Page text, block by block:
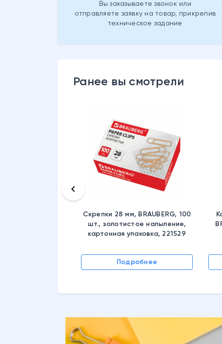
Вы заказываете звонок или
отправляете заявку на товар, прикрепив
техническое задание
Ранее вы смотрели
Скрепки 28 мм, BRAUBERG, 100
шт., золотистое напыление,
картонная упаковка, 221529
Подробнее
keyboard_arrow_left